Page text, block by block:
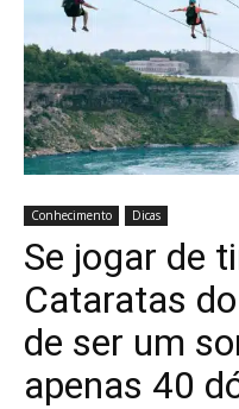
Conhecimento Dicas
Se jogar de
Cataratas
de ser um
apenas 40